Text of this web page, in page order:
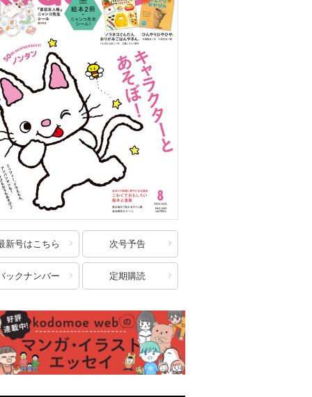
新号はこちら 次号予告
ックナンバー 定期購読